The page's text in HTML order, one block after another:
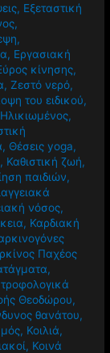
, Εξεταστική
,
,
, Εργασιακή
κίνησης,
,Ζεστό νερό,
του ειδικού,
Ηλικιωμένος,
, Θέσεις yoga,
, Καθιστική ζωή,
παιδιών,
νόσος,
, Καρδιακή
Παχέος
,
Θεοδώρου,
θανάτου,
, Κοιλιά,
, Κοινά